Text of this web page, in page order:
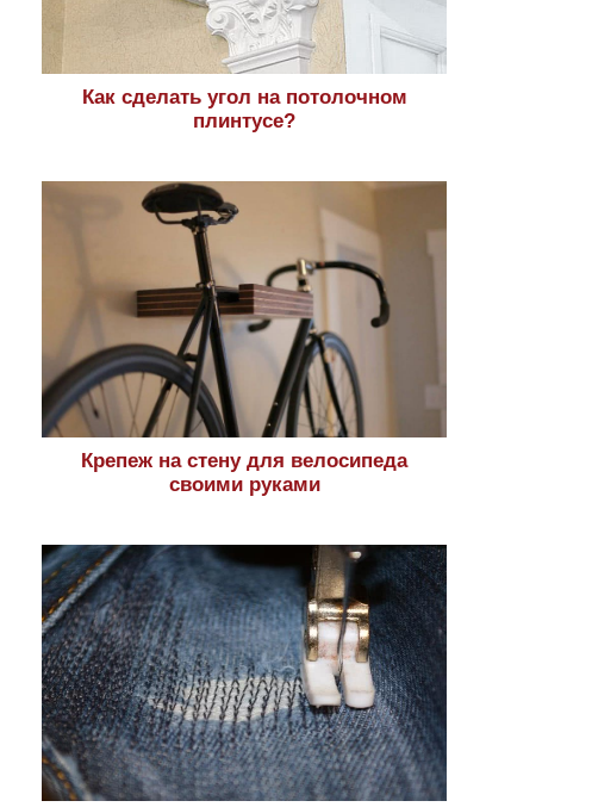
Как сделать угол на потолочном
плинтусе?
Крепеж на стену для велосипеда
своими руками